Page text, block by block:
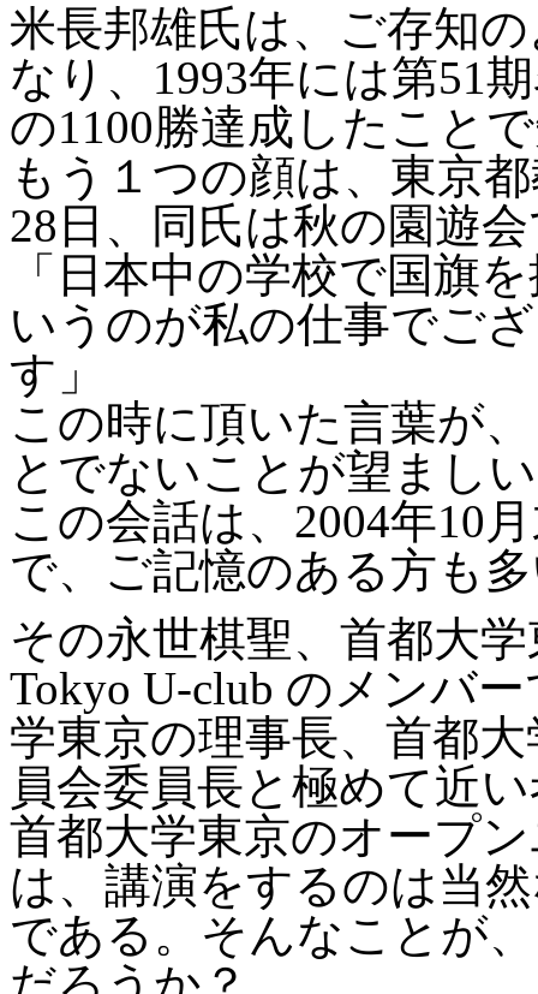
米長邦雄氏は、ご存知
なり、 1993年には第51
の1100勝達成したこと
もう１つの顔は、東京
28 日、同氏は秋の園遊
「日本中の学校で国旗
いうのが私の仕事でご
す」
この時に頂いた言葉が
とでないことが望まし
この会話は、 2004年10
で、ご記憶のある方も
その永世棋聖、首都大
Tokyo U-club のメンバ
学東京の理事長、首都
員会委員長と極めて近
首都大学東京のオープ
は、講演をするのは当
である。そんなことが